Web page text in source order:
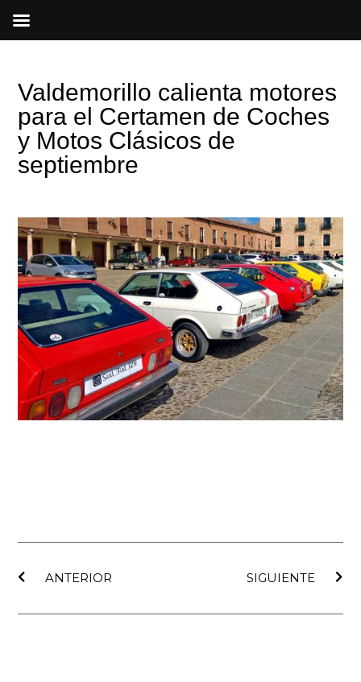
Valdemorillo calienta motores
para el Certamen de Coches
y Motos Clásicos de
septiembre
ANTERIOR
SIGUIENTE